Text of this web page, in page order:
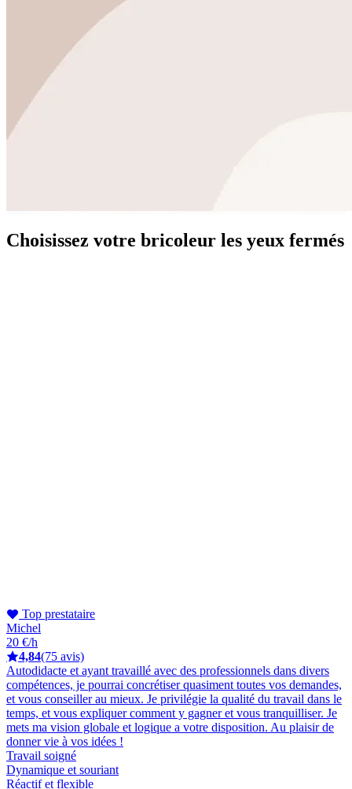
Choisissez votre bricoleur les yeux fermés
Top prestataire
Michel
20 €/h
4,84(75 avis)
Autodidacte et ayant travaillé avec des professionnels dans divers
compétences, je pourrai concrétiser quasiment toutes vos demandes,
et vous conseiller au mieux. Je privilégie la qualité du travail dans le
temps, et vous expliquer comment y gagner et vous tranquilliser. Je
mets ma vision globale et logique a votre disposition. Au plaisir de
donner vie à vos idées !
Travail soigné
Dynamique et souriant
Réactif et flexible